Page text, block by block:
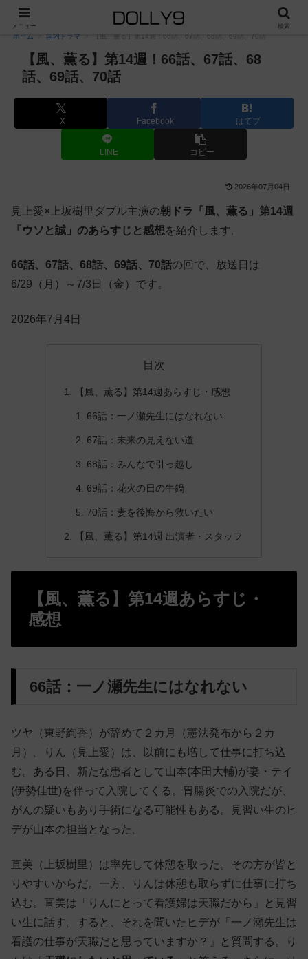
PR
ホーム 国内ドラマ 【風、薫る】第14週！66話、67話、68話、69話、70話
【風、薫る】第14週！66話、67話、68
話、69話、70話
X Facebook はてブ
LINE コピー
2026年07月04日
見上愛×上坂樹里ダブル主演の朝ドラ「風、薫る」第14週
「ウソと誠」のあらすじと感想を紹介します。
66話、67話、68話、69話、70話の回で、放送日は
6/29（月）～7/3日（金）です。
2026年7月4日
目次
【風、薫る】第14週あらすじ・感想
66話：一ノ瀬先生にはなれない
67話：未来の見えない道
68話：みんなで引っ越し
69話：花火の日の牛鍋
70話：妻を後悔から救いたい
【風、薫る】第14週 出演者・スタッフ
【風、薫る】第14週あらすじ・
感想
66話：一ノ瀬先生にはなれない
ツヤ（東野絢香）が辞めて２カ月（憲法発布から２カ
月）。りん（見上愛）は、以前にも増して仕事に打ち込
む。ある日、新たな患者として山本(本田大輔)が妻・テイ
(伊勢佳世)を伴って入院してくる。胃腸炎での入院だが、
がんの疑いもあり手術になる可能性もある。見習い生のヒ
デが山本の担当となった。
直美（上坂樹里）は率先して休憩を取った。その方が皆と
りやすいからだ。一方、りんは休憩も取らずに仕事に打ち
込む。直美は「りんにとって看護婦は天職だから」と見習
い生に話す。すると、それを聞いたヒデが「一ノ瀬先生は
看護の仕事が天職だと思っていますか？」と質問する。り
メニュー 検索